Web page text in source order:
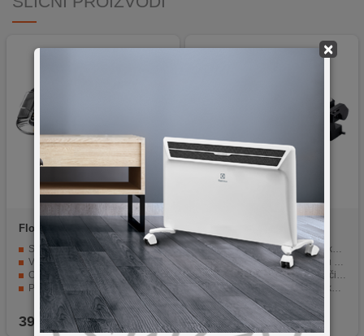
×
Floria ZLN2867
Snaga od 2000 W
Velika mreža (215 x 340 mm)
Odvojeni grill i rešetka grijača
Prekidač ON/OFF i indikator
Jednostavno održavanje
39,90KM
Digitalni ekran za preciznu kontrolu vremena i temperature
Neljepljive ploče olakšavaju čišćenje
Multifunkcionalan — sendviči, grill, panini
Kompaktan dizajn za malu kuhinju
Jednostavan za korištenje i održavanje
189,90KM